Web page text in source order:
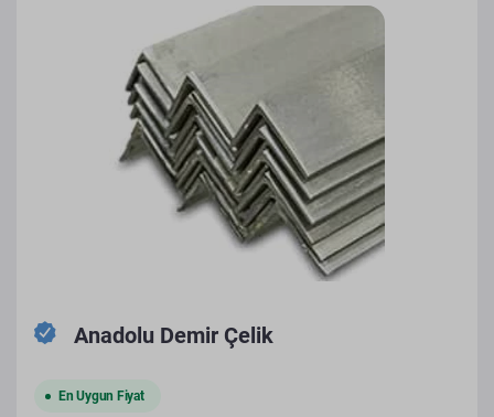
Anadolu Demir Çelik
En Uygun Fiyat